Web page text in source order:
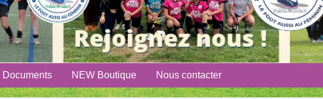
Documents NEW Boutique Nous contacter